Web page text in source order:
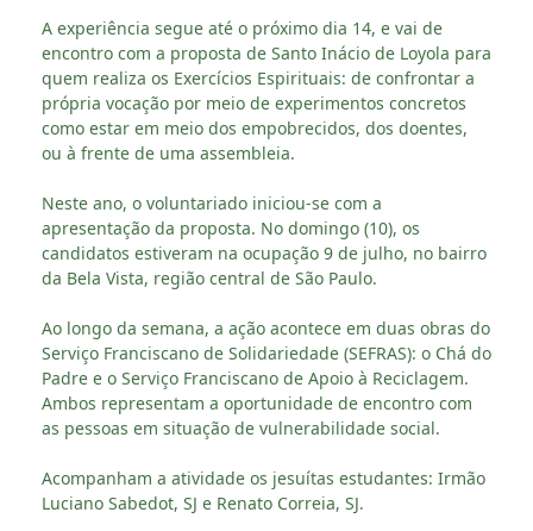
A experiência segue até o próximo dia 14, e vai de
encontro com a proposta de Santo Inácio de Loyola para
quem realiza os Exercícios Espirituais: de confrontar a
própria vocação por meio de experimentos concretos
como estar em meio dos empobrecidos, dos doentes,
ou à frente de uma assembleia.
Neste ano, o voluntariado iniciou-se com a
apresentação da proposta. No domingo (10), os
candidatos estiveram na ocupação 9 de julho, no bairro
da Bela Vista, região central de São Paulo.
Ao longo da semana, a ação acontece em duas obras do
Serviço Franciscano de Solidariedade (SEFRAS): o Chá do
Padre e o Serviço Franciscano de Apoio à Reciclagem.
Ambos representam a oportunidade de encontro com
as pessoas em situação de vulnerabilidade social.
Acompanham a atividade os jesuítas estudantes: Irmão
Luciano Sabedot, SJ e Renato Correia, SJ.